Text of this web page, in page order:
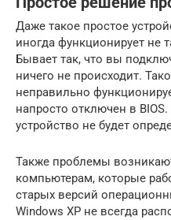
Даже такое простое
иногда функционирует не
Бывает так, что вы
ничего не происходит.
неправильно
напросто отключен в
устройство не будет
Также проблемы
компьютерам, которые
старых версий
Windows XP не всегда